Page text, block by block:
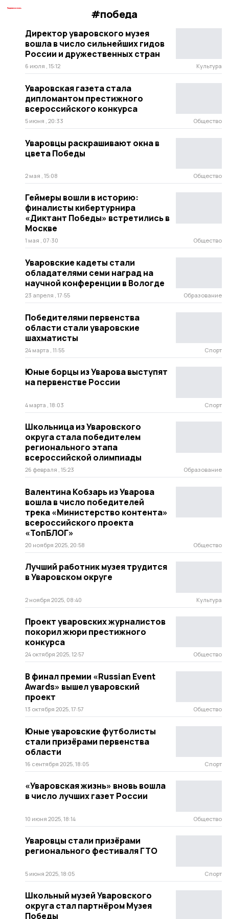
#победа
Директор уваровского музея
вошла в число сильнейших гидов
России и дружественных стран
6 июля , 15:12 Культура
Уваровская газета стала
дипломантом престижного
всероссийского конкурса
5 июня , 20:33 Общество
Уваровцы раскрашивают окна в
цвета Победы
2 мая , 15:08 Общество
Геймеры вошли в историю:
финалисты кибертурнира
«Диктант Победы» встретились в
Москве
1 мая , 07:30 Общество
Уваровские кадеты стали
обладателями семи наград на
научной конференции в Вологде
23 апреля , 17:55 Образование
Победителями первенства
области стали уваровские
шахматисты
24 марта , 11:55 Спорт
Юные борцы из Уварова выступят
на первенстве России
4 марта , 18:03 Спорт
Школьница из Уваровского
округа стала победителем
регионального этапа
всероссийской олимпиады
26 февраля , 15:23 Образование
Валентина Кобзарь из Уварова
вошла в число победителей
трека «Министерство контента»
всероссийского проекта
«ТопБЛОГ»
20 ноября 2025, 20:58 Общество
Лучший работник музея трудится
в Уваровском округе
2 ноября 2025, 08:40 Культура
Проект уваровских журналистов
покорил жюри престижного
конкурса
24 октября 2025, 12:57 Общество
В финал премии «Russian Event
Awards» вышел уваровский
проект
13 октября 2025, 17:57 Общество
Юные уваровские футболисты
стали призёрами первенства
области
16 сентября 2025, 18:05 Спорт
«Уваровская жизнь» вновь вошла
в число лучших газет России
10 июня 2025, 18:14 Общество
Уваровцы стали призёрами
регионального фестиваля ГТО
5 июня 2025, 18:05 Спорт
Школьный музей Уваровского
округа стал партнёром Музея
Победы